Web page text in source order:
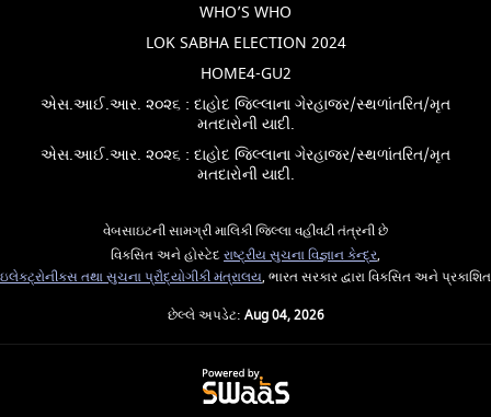
WHO’S WHO
LOK SABHA ELECTION 2024
HOME4-GU2
એસ.આઈ.આર. ૨૦૨૬ : દાહોદ જિલ્લાના ગેરહાજર/સ્થળાંતરિત/મૃત
મતદારોની યાદી.
એસ.આઈ.આર. ૨૦૨૬ : દાહોદ જિલ્લાના ગેરહાજર/સ્થળાંતરિત/મૃત
મતદારોની યાદી.
વેબસાઇટની સામગ્રી માલિકી જિલ્લા વહીવટી તંત્રની છે
વિકસિત અને હોસ્ટેદરાષ્ટ્રીય સુચના વિજ્ઞાન કેન્દ્ર,
ઇલેક્ટ્રોનીક્સ તથા સુચના પ્રૌદ્યોગીકી મંત્રાલય, ભારત સરકાર દ્વારા વિકસિત અને પ્રકાશિત
છેલ્લે અપડેટ: Aug 04, 2026